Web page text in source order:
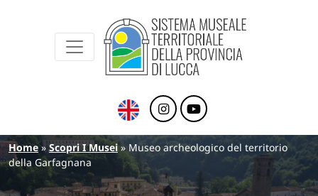
Sistema Museale Territoriale della
Briciole di pane
Home Scopri I Musei
Museo archeologico del territorio
della Garfagnana